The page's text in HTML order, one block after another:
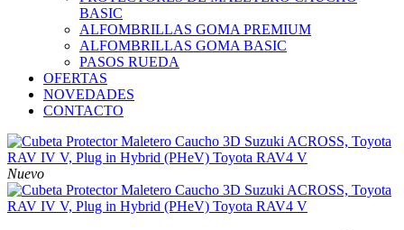
BASIC
ALFOMBRILLAS GOMA PREMIUM
ALFOMBRILLAS GOMA BASIC
PASOS RUEDA
OFERTAS
NOVEDADES
CONTACTO
Nuevo